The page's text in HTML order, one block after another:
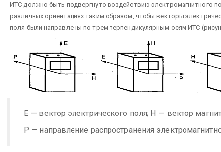
ИТС должно быть подвергнуто воздействию электромагнитного
различных ориентациях таким образом, чтобы векторы
поля были направлены по трем перпендикулярным осям ИТС
Е — вектор электрического поля; Н — вектор
Р — направление распространения